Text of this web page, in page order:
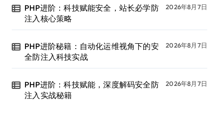
PHP进阶：科技赋能安全，站长必学防
注入核心策略
2026年8月7日
PHP进阶秘籍：自动化运维视角下的安
全防注入科技实战
2026年8月7日
PHP进阶：科技赋能，深度解码安全防
注入实战秘籍
2026年8月7日